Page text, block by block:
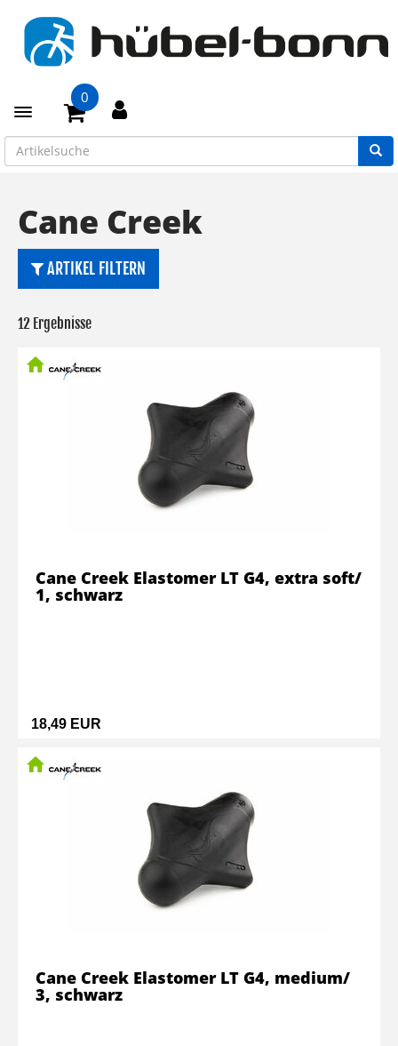
Toggle navigation
0
Cane Creek
ARTIKEL FILTERN
12 Ergebnisse
18,49 EUR
Cane Creek Elastomer LT G4, extra soft/
1, schwarz
Cane Creek Elastomer LT G4, medium/
3, schwarz